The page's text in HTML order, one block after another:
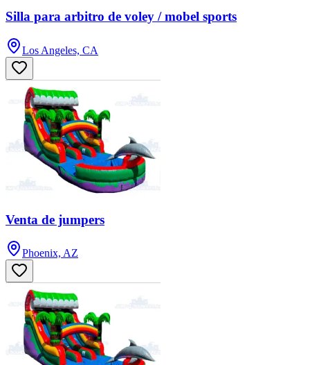
Silla para arbitro de voley / mobel sports
Los Angeles, CA
Venta de jumpers
Phoenix, AZ